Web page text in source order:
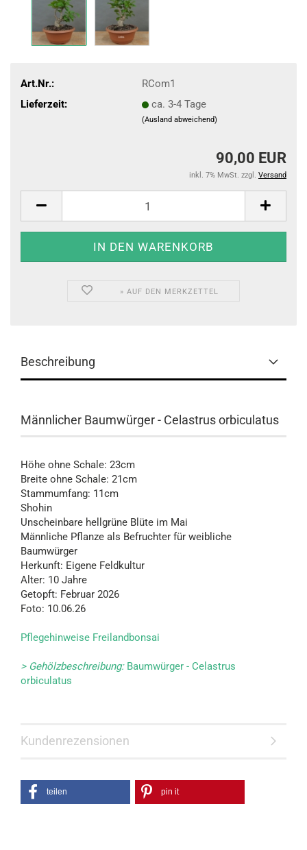
Art.Nr.:
RCom1
Lieferzeit:
ca. 3-4 Tage
(Ausland abweichend)
90,00 EUR
inkl. 7% MwSt. zzgl. Versand
» AUF DEN MERKZETTEL
Beschreibung
Männlicher Baumwürger - Celastrus orbiculatus
Höhe ohne Schale: 23cm
Breite ohne Schale: 21cm
Stammumfang: 11cm
Shohin
Unscheinbare hellgrüne Blüte im Mai
Männliche Pflanze als Befruchter für weibliche
Baumwürger
Herkunft: Eigene Feldkultur
Alter: 10 Jahre
Getopft: Februar 2026
Foto: 10.06.26
Pflegehinweise Freilandbonsai
> Gehölzbeschreibung: Baumwürger - Celastrus
orbiculatus
Kundenrezensionen
teilen pin it